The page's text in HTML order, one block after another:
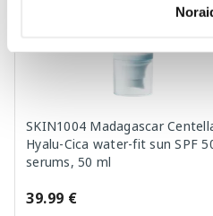
SKIN1004 Madagascar
Hyalu-Cica water-fit sun SPF
serums, 50 ml
39.99 €